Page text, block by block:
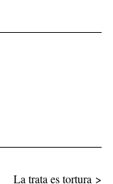
La trata es tortura >